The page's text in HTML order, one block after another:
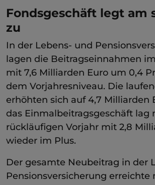
Fondsgeschäft legt am
zu
In der Lebens- und
lagen die Beitragseinnahmen
mit 7,6 Milliarden Euro um 0,4
dem Vorjahresniveau. Die
erhöhten sich auf 4,7 Milliarden
das Einmalbeitragsgeschäft lag
rückläufigen Vorjahr mit 2,8
wieder im Plus.
Der gesamte Neubeitrag in der
Pensionsversicherung erreichte